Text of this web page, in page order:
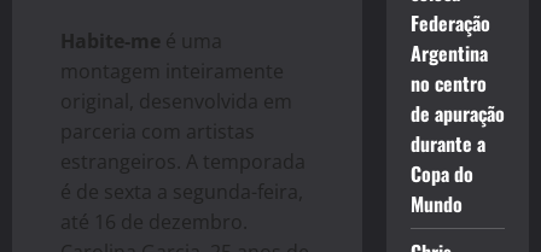
Habite-me é uma
montagem inteiramente
original, desenvolvida em
parceria com artistas
estrangeiros. A temporada
é de sexta a segunda-feira,
até 16 de dezembro.
Federação
Argentina
no centro
de apuração
durante a
Copa do
Mundo